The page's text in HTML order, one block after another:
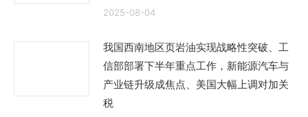
2025-08-04
我国西南地区页岩油实现战略性突破、工
信部部署下半年重点工作，新能源汽车与
产业链升级成焦点、美国大幅上调对加关
税